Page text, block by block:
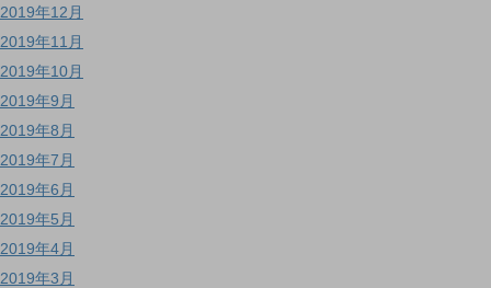
2019年12月
2019年11月
2019年10月
2019年9月
2019年8月
2019年7月
2019年6月
2019年5月
2019年4月
2019年3月